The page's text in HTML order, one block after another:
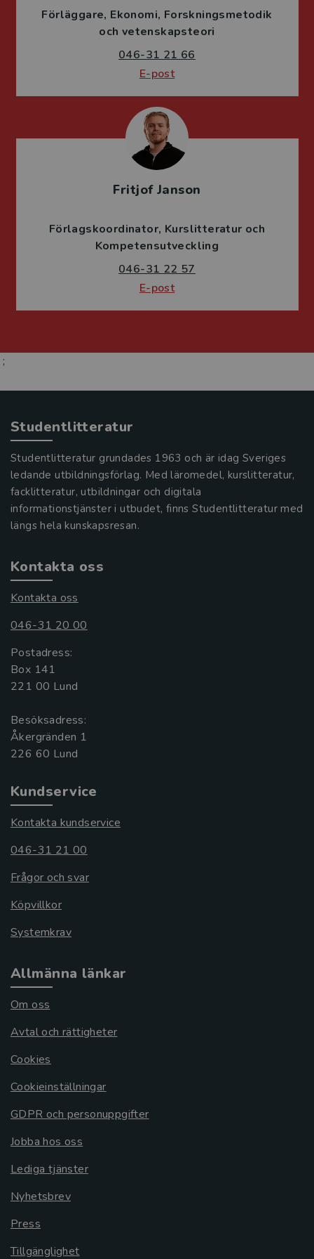
Förläggare Ekonomi Forskningsmetodik
och vetenskapsteori
046-31 21 66
E-post
Fritjof Janson
Förlagskoordinator Kurslitteratur och
Kompetensutveckling
046-31 22 57
E-post
;
Studentlitteratur
Studentlitteratur grundades 1963 och är idag Sveriges
ledande utbildningsförlag. Med läromedel, kurslitteratur,
facklitteratur, utbildningar och digitala
informationstjänster i utbudet, finns Studentlitteratur med
längs hela kunskapsresan.
Kontakta oss
Kontakta oss
046-31 20 00
Postadress:
Box 141
221 00 Lund
Besöksadress:
Åkergränden 1
Kundservice
Kontakta kundservice
046-31 21 00
Frågor och svar
Köpvillkor
Systemkrav
Allmänna länkar
Om oss
Avtal och rättigheter
Cookies
Cookieinställningar
GDPR och personuppgifter
Jobba hos oss
Lediga tjänster
Nyhetsbrev
Press
Tillgänglighet